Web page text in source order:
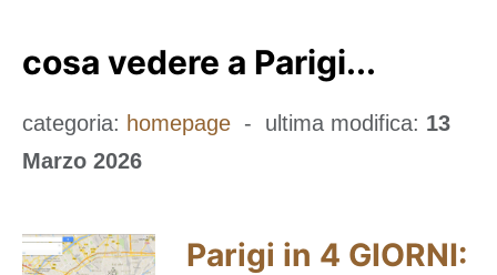
cosa vedere a Parigi...
categoria: homepage - ultima modifica: 13
Marzo 2026
Parigi in 4 GIORNI: